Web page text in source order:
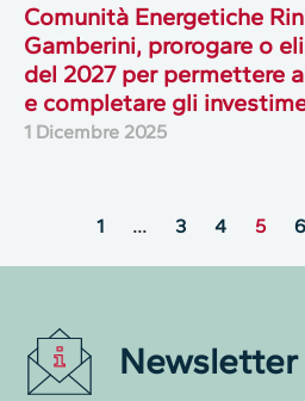
Comunità Energetiche
Gamberini, prorogare o
del 2027 per permettere
e completare gli
1 Dicembre 2025
1 … 3 4 5 6
Newsletter